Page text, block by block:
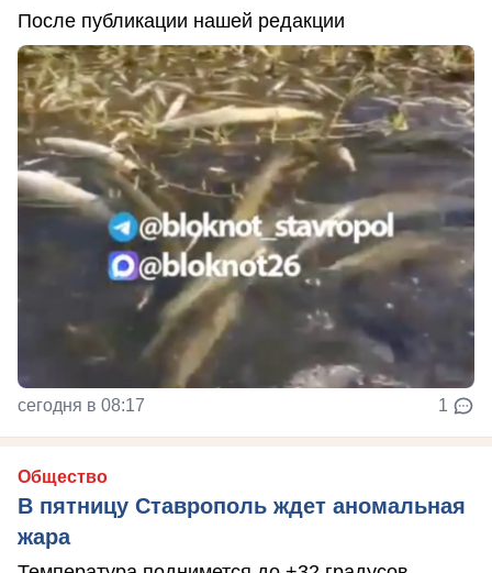
После публикации нашей редакции
сегодня в 08:17 1
Общество
В пятницу Ставрополь ждет аномальная
жара